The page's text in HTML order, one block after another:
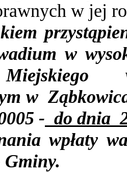
w jej
w
Miejskiego
w
- do dnia
wpłaty
Gminy.